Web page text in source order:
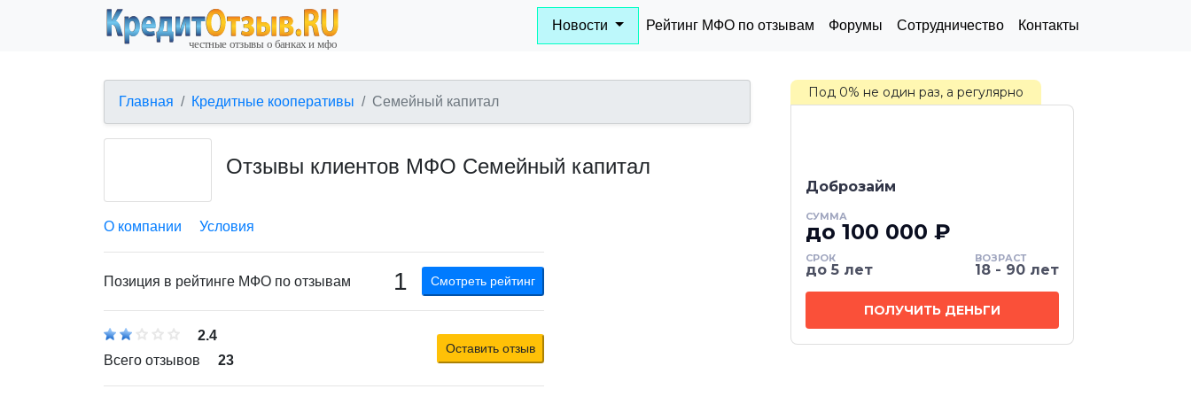
Новости Рейтинг МФО по отзывам Форумы Сотрудничество Контакты
Главная Кредитные кооперативы Семейный капитал
Отзывы клиентов МФО Семейный капитал
О компании Условия
Позиция в рейтинге МФО по отзывам 1 Смотреть рейтинг
2.4
Всего отзывов
23
Оставить отзыв
Под 0% не один раз, а регулярно
Доброзайм
СУММА
до 100 000 ₽
СРОК
до 5 лет
ВОЗРАСТ
18 - 90 лет
ПОЛУЧИТЬ ДЕНЬГИ